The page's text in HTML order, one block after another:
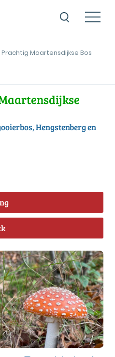
Prachtig Maartensdijkse Bos
Hengstenberg en